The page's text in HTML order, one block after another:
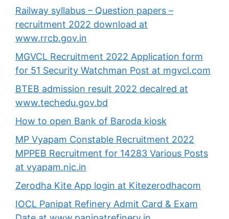
Railway syllabus – Question papers –
recruitment 2022 download at
www.rrcb.gov.in
MGVCL Recruitment 2022 Application form
for 51 Security Watchman Post at mgvcl.com
BTEB admission result 2022 decalred at
www.techedu.gov.bd
How to open Bank of Baroda kiosk
MP Vyapam Constable Recruitment 2022
MPPEB Recruitment for 14283 Various Posts
at vyapam.nic.in
Zerodha Kite App login at Kitezerodhacom
IOCL Panipat Refinery Admit Card & Exam